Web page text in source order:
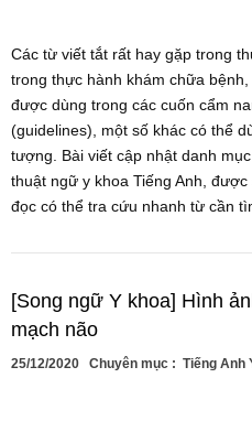
Các từ viết tắt rất hay gặp trong
trong thực hành khám chữa
được dùng trong các cuốn cẩm
(guidelines), một số khác có thể
tượng. Bài viết cập nhật danh
thuật ngữ y khoa Tiếng Anh,
đọc có thể tra cứu nhanh từ cần
[Song ngữ Y khoa] Hình
mạch não
25/12/2020 Chuyên mục : Tiếng Anh